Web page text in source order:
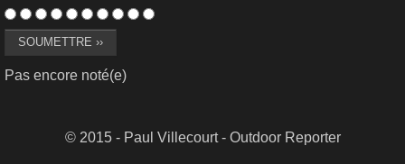
Pas encore noté(e)
© 2015 - Paul Villecourt - Outdoor Reporter